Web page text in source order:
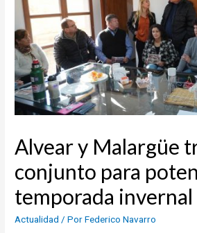
Alvear y Malargüe
conjunto para
temporada invernal
Actualidad / PorFederico Navarro